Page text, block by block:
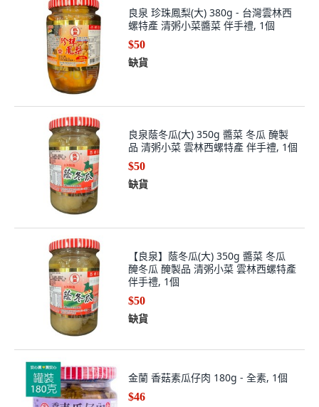
良泉 珍珠鳳梨(大) 380g - 台灣雲林西
螺特產 清粥小菜醬菜 伴手禮, 1個
$50
缺貨
良泉蔭冬瓜(大) 350g 醬菜 冬瓜 醃製
品 清粥小菜 雲林西螺特產 伴手禮, 1個
$50
缺貨
【良泉】蔭冬瓜(大) 350g 醬菜 冬瓜
醃冬瓜 醃製品 清粥小菜 雲林西螺特產
伴手禮, 1個
$50
缺貨
金蘭 香菇素瓜仔肉 180g - 全素, 1個
$46